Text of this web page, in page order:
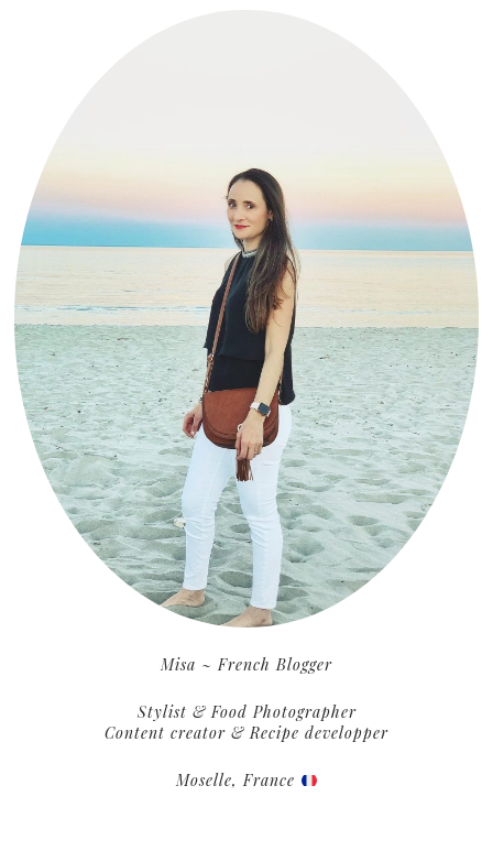
Misa ~ French Blogger
Stylist & Food Photographer
Content creator & Recipe developper
Moselle, France